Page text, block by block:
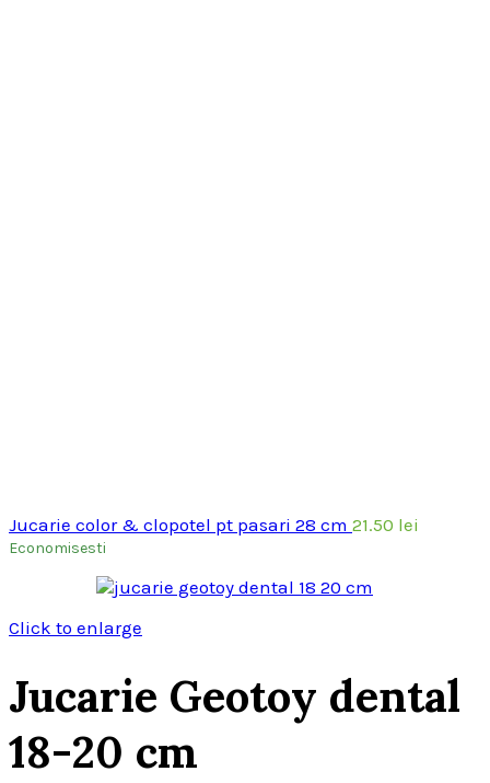
Jucarie color & clopotel pt pasari 28 cm 21.50 lei
Economisesti
Click to enlarge
Jucarie Geotoy dental
18-20 cm